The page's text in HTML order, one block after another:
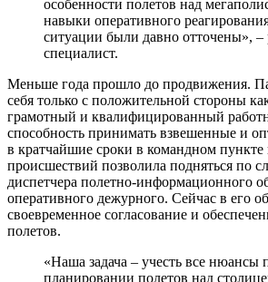
особенности полетов над
навыки оперативного
ситуации были давно отточены», –
специалист.
Меньше года прошло до продвижения.
себя только с положительной стороны
грамотный и квалифицированный
способность принимать взвешенные и
в кратчайшие сроки в командном
происшествий позволила подняться по
диспетчера полетно-информационного
оперативного дежурного. Сейчас в его
своевременное согласование и
полетов.
«Наша задача – учесть все нюансы
планировании полетов над